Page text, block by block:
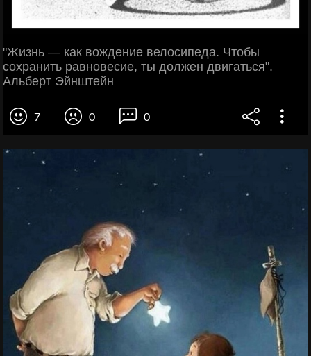
"Жизнь — как вождение велосипеда. Чтобы
сохранить равновесие, ты должен двигаться".
Альберт Эйнштейн
7 0 0